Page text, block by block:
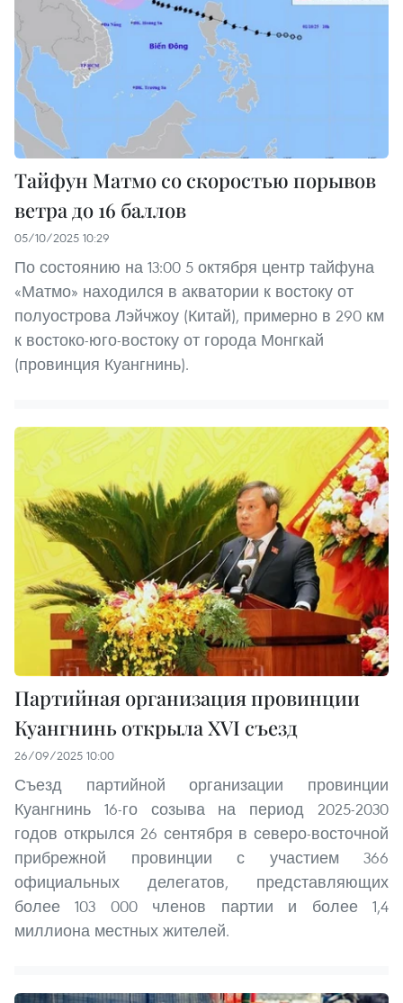
Тайфун Матмо со скоростью порывов
ветра до 16 баллов
05/10/2025 10:29
По состоянию на 13:00 5 октября центр тайфуна
«Матмо» находился в акватории к востоку от
полуострова Лэйчжоу (Китай), примерно в 290 км
к востоко-юго-востоку от города Монгкай
(провинция Куангнинь).
Партийная организация провинции
Куангнинь открыла XVI съезд
26/09/2025 10:00
Съезд партийной организации провинции
Куангнинь 16-го созыва на период 2025-2030
годов открылся 26 сентября в северо-восточной
прибрежной провинции с участием 366
официальных делегатов, представляющих
более 103 000 членов партии и более 1,4
миллиона местных жителей.